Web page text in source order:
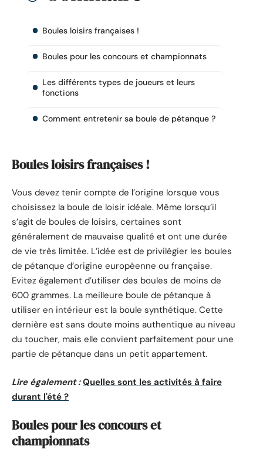
Boules loisirs françaises !
Boules pour les concours et championnats
Les différents types de joueurs et leurs
fonctions
Comment entretenir sa boule de pétanque ?
Boules loisirs françaises !
Vous devez tenir compte de l’origine lorsque vous
choisissez la boule de loisir idéale. Même lorsqu’il
s’agit de boules de loisirs, certaines sont
généralement de mauvaise qualité et ont une durée
de vie très limitée. L’idée est de privilégier les boules
de pétanque d’origine européenne ou française.
Evitez également d’utiliser des boules de moins de
600 grammes. La meilleure boule de pétanque à
utiliser en intérieur est la boule synthétique. Cette
dernière est sans doute moins authentique au niveau
du toucher, mais elle convient parfaitement pour une
partie de pétanque dans un petit appartement.
Lire également : Quelles sont les activités à faire
durant l'été ?
Boules pour les concours et
championnats